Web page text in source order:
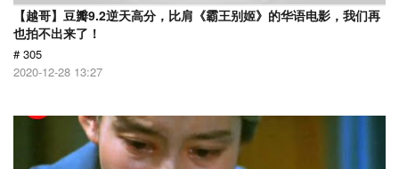
【越哥】豆瓣9.2逆天高分，比肩《霸王别姬》的华语电影，我们再
也拍不出来了！
# 305
2020-12-28 13:27